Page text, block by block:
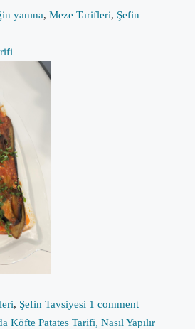
yanına, Meze Tarifleri, Şefin
, Şefin Tavsiyesi 1 comment
Köfte Patates Tarifi, Nasıl Yapılır